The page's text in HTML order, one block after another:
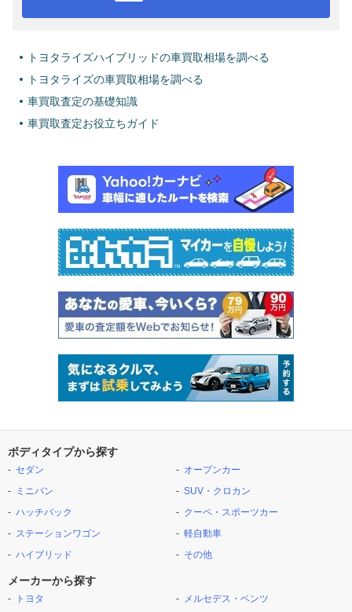
トヨタライズハイブリッドの車買取相場を調べる
トヨタライズの車買取相場を調べる
車買取査定の基礎知識
車買取査定お役立ちガイド
ボディタイプから探す
セダン
ミニバン
ハッチバック
ステーションワゴン
ハイブリッド
オープンカー
SUV・クロカン
クーペ・スポーツカー
軽自動車
その他
メーカーから探す
トヨタ
メルセデス・ベンツ